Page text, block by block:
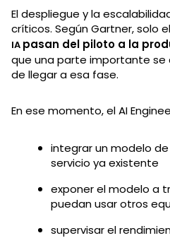
El despliegue y la
críticos. Según Gartner, solo el
IA pasan del piloto a la
que una parte importante
de llegar a esa fase.
En ese momento, el AI
integrar un modelo
servicio ya existente
exponer el modelo a
puedan usar otros
supervisar el